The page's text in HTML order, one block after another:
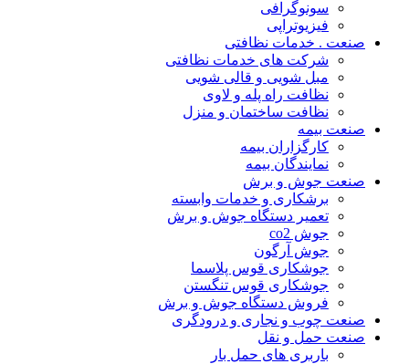
سونوگرافی
فیزیوتراپی
صنعت . خدمات نظافتی
شرکت های خدمات نظافتی
مبل شویی و قالی شویی
نظافت راه پله و لاوی
نظافت ساختمان و منزل
صنعت بیمه
کارگزاران بیمه
نمایندگان بیمه
صنعت جوش و برش
برشکاری و خدمات وابسته
تعمیر دستگاه جوش و برش
جوش co2
جوش آرگون
جوشکاری قوس پلاسما
جوشکاری قوس تنگستن
فروش دستگاه جوش و برش
صنعت چوب و نجاری و درودگری
صنعت حمل و نقل
باربری های حمل بار